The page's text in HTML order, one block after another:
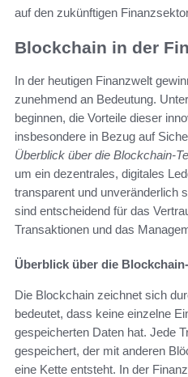
auf den zukünftigen
Blockchain in der
In der heutigen Finanzwelt
zunehmend an Bedeutung.
beginnen, die Vorteile dieser
insbesondere in Bezug auf
Überblick über die Blockchain-
um ein dezentrales, digitales
transparent und unveränderlich
sind entscheidend für das
Transaktionen und das
Überblick über die
Die Blockchain zeichnet sich
bedeutet, dass keine einzelne
gespeicherten Daten hat. Jede
gespeichert, der mit anderen
eine Kette entsteht. In der